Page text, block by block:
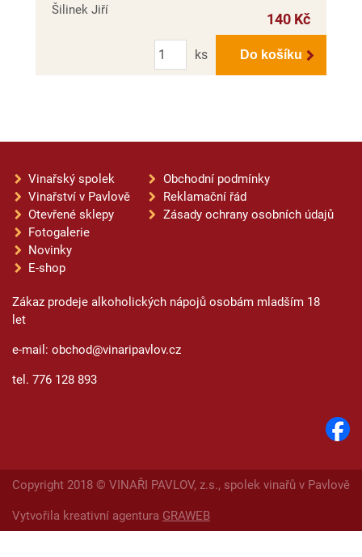
Šilinek Jiří
140 Kč
Počet
ks
Do košíku
Vinařský spolek
Vinařství v Pavlově
Otevřené sklepy
Fotogalerie
Novinky
E-shop
Obchodní podmínky
Reklamační řád
Zásady ochrany osobních údajů
Zákaz prodeje alkoholických nápojů osobám mladším 18
let
e-mail: obchod@vinaripavlov.cz
tel. 776 128 893
Copyright 2018 © VINAŘI PAVLOV, z.s., spolek vinařů v Pavlově
Vytvořila kreativní agentura GRAWEB